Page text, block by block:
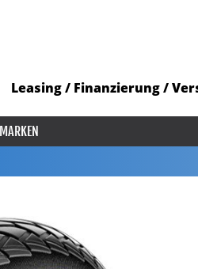
Leasing / Finanzierung /
MARKEN